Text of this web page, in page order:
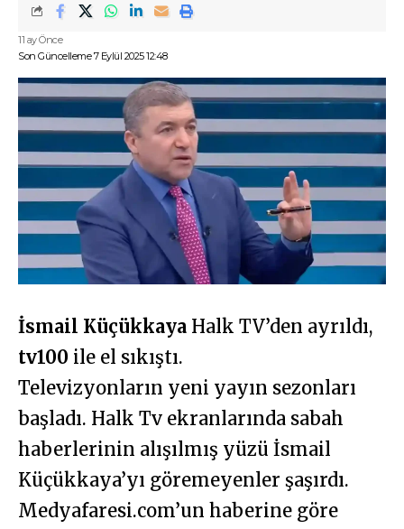
Son Güncelleme 7 Eylül 2025 12:48
11 ay Önce
İsmail Küçükkaya Halk TV’den ayrıldı,
tv100 ile el sıkıştı.
Televizyonların yeni yayın sezonları
başladı. Halk Tv ekranlarında sabah
haberlerinin alışılmış yüzü İsmail
Küçükkaya’yı göremeyenler şaşırdı.
Medyafaresi.com’un haberine göre